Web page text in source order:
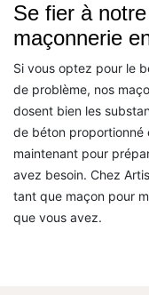
Se fier à
maçonnerie
Si vous optez pour le
de problème, nos
dosent bien les
de béton proportionné
maintenant pour
avez besoin. Chez
tant que maçon pour
que vous avez.